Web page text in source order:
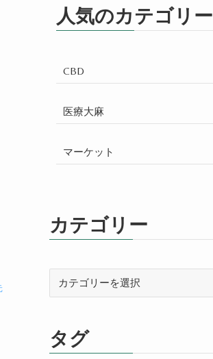
人気のカテゴリー
CBD
医療大麻
マーケット
カテゴリー
ー
タグ